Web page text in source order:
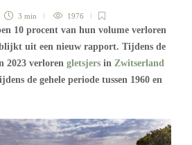
3 min 1976
10 procent van hun volume verloren
uit een nieuw rapport. Tijdens de
2023 verloren gletsjers in Zwitserland
de gehele periode tussen 1960 en